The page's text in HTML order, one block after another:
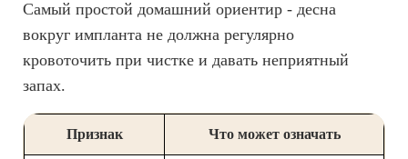
Самый простой домашний ориентир - десна
вокруг импланта не должна регулярно
кровоточить при чистке и давать неприятный
запах.
Признак Что может означать